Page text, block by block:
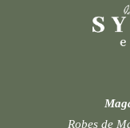
Robes de